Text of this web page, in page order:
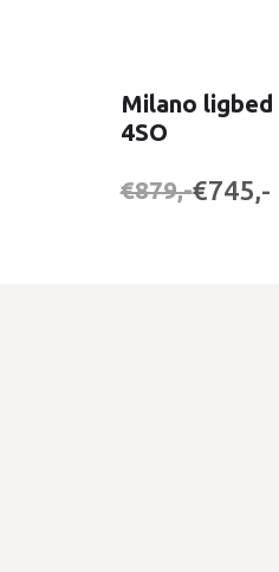
Milano
4SO
€879,-€745,-